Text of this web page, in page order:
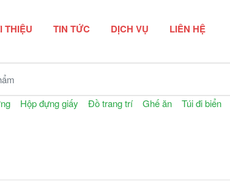
THIỆU TIN TỨC DỊCH VỤ LIÊN HỆ
Hộp đựng giấy Đồ trang trí Ghế ăn Túi đi biển